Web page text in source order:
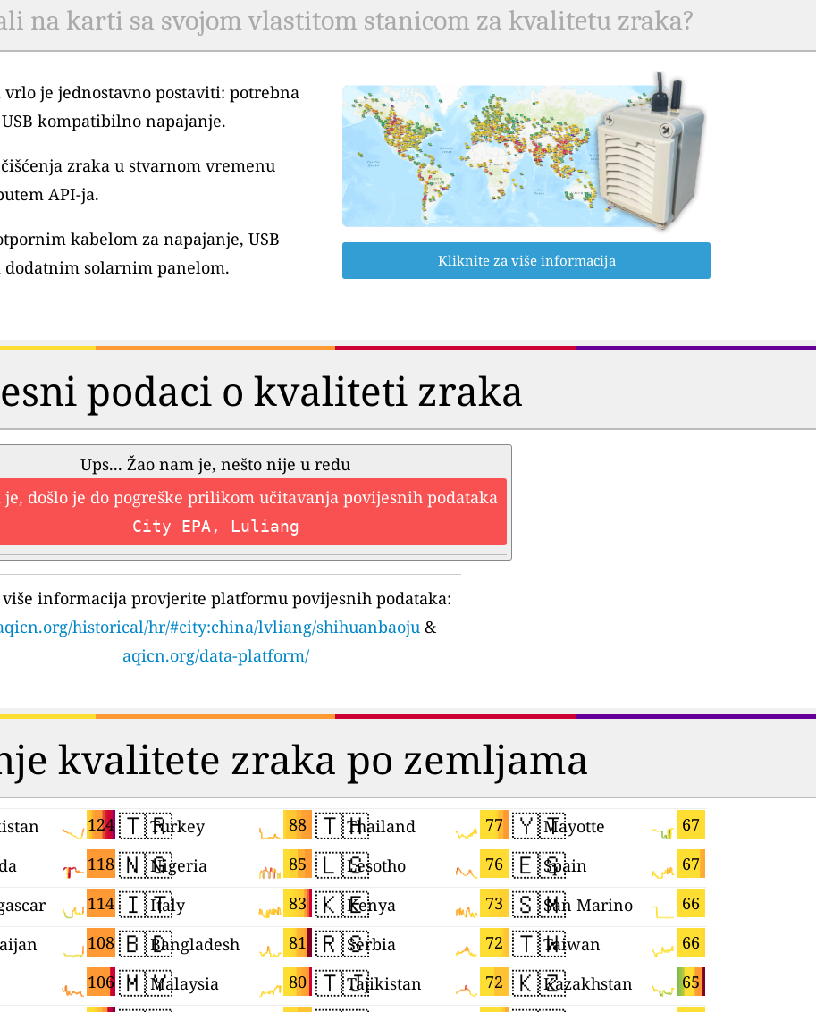
na karti sa svojom vlastitom stanicom za kvalitetu zraka?
je jednostavno postaviti: potrebna
kompatibilno napajanje.
zraka u stvarnom vremenu
API-ja.
kabelom za napajanje, USB
solarnim panelom.
Kliknite za više informacija
podaci o kvaliteti zraka
Ups... Žao nam je, nešto nije u redu
je, došlo je do pogreške prilikom učitavanja povijesnih podataka
City EPA, Luliang
više informacija provjerite platformu povijesnih podataka:
historical/hr/#city:china/lvliang/shihuanbaoju&
aqicn.org/data-platform/
kvalitete zraka po zemljama
124
118
114
108
106
🇹🇷 88
Turkey
🇳🇬 85
Nigeria
🇮🇹 83
Italy
🇧🇩 81
Bangladesh
🇲🇾 80
Malaysia
🇹🇭 77
Thailand
🇱🇸 76
Lesotho
🇰🇪 73
Kenya
🇷🇸 72
Serbia
🇹🇯 72
Tajikistan
🇾🇹 67
Mayotte
🇪🇸 67
Spain
🇸🇲 66
San Marino
🇹🇼 66
Taiwan
🇰🇿 65
Kazakhstan